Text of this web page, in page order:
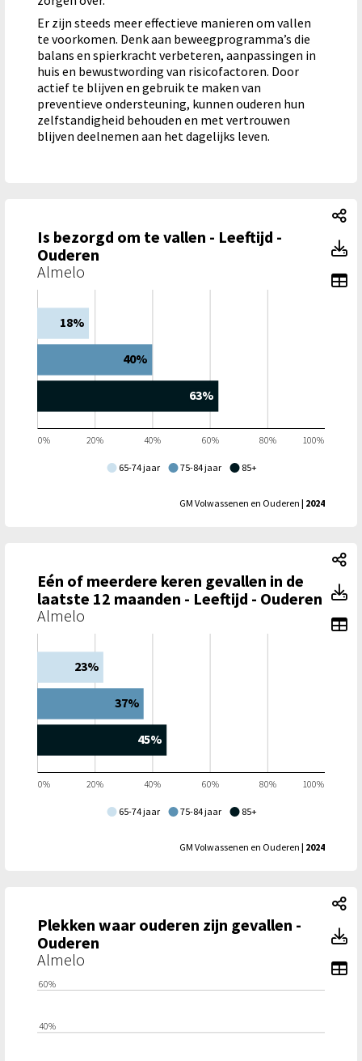
Er zijn steeds meer effectieve manieren om vallen
te voorkomen. Denk aan beweegprogramma’s die
balans en spierkracht verbeteren, aanpassingen in
huis en bewustwording van risicofactoren. Door
actief te blijven en gebruik te maken van
preventieve ondersteuning, kunnen ouderen hun
zelfstandigheid behouden en met vertrouwen
blijven deelnemen aan het dagelijks leven.
Is bezorgd om te vallen - Leeftijd -
Ouderen
Almelo
65-74 jaar 75-84 jaar 85+
0% 20% 40% 60% 80% 100%
18%
40%
63%
GM Volwassenen en Ouderen | 2024
Is
Eén of meerdere keren gevallen in de
laatste 12 maanden - Leeftijd - Ouderen
Almelo
65-74 jaar 75-84 jaar 85+
0% 20% 40% 60% 80% 100%
23%
37%
45%
GM Volwassenen en Ouderen | 2024
Plekken waar ouderen zijn gevallen -
Ouderen
Almelo
40%
60%